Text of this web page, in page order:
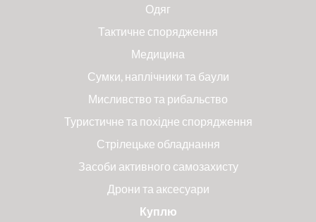
Одяг
Тактичне спорядження
Медицина
Сумки, наплічники та баули
Мисливство та рибальство
Туристичне та похідне спорядження
Стрілецьке обладнання
Засоби активного самозахисту
Дрони та аксесуари
Куплю